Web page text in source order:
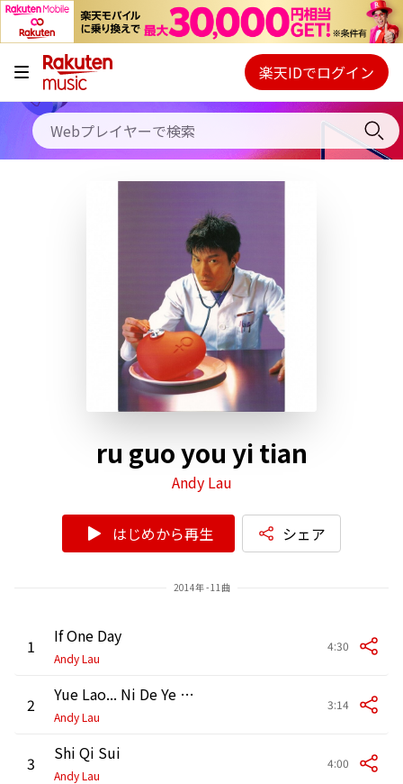
キャンペーン
料金プラン
使い方
Webプレイヤー
ご契約内容の確認・変更
楽天IDでログイン
ru guo you yi tian
Andy Lau
はじめから再生 シェア
2014年 - 11曲
1 If One Day
Andy Lau
4:30
2 Yue Lao... Ni De Ye Man Nan You
Andy Lau
3:14
3 Shi Qi Sui
Andy Lau
4:00